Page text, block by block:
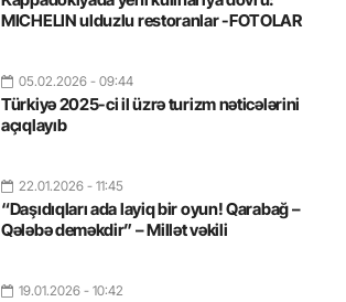
MICHELIN ulduzlu restoranlar -FOTOLAR
05.02.2026 - 09:44
Türkiyə 2025-ci il üzrə turizm nəticələrini
açıqlayıb
22.01.2026 - 11:45
“Daşıdıqları ada layiq bir oyun! Qarabağ –
Qələbə deməkdir” – Millət vəkili
19.01.2026 - 10:42